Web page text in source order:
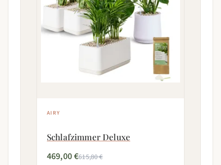
AIRY
Schlafzimmer Deluxe
469,00 €615,80 €